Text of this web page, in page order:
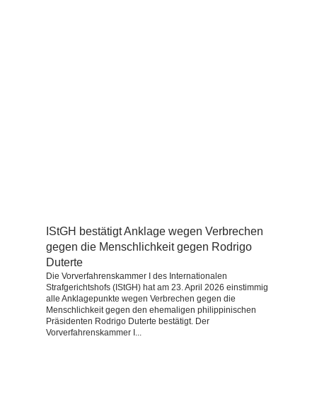
IStGH bestätigt Anklage wegen Verbrechen
gegen die Menschlichkeit gegen Rodrigo
Duterte
Die Vorverfahrenskammer I des Internationalen
Strafgerichtshofs (IStGH) hat am 23. April 2026 einstimmig
alle Anklagepunkte wegen Verbrechen gegen die
Menschlichkeit gegen den ehemaligen philippinischen
Präsidenten Rodrigo Duterte bestätigt. Der
Vorverfahrenskammer I...